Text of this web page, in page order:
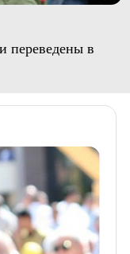
переведены в